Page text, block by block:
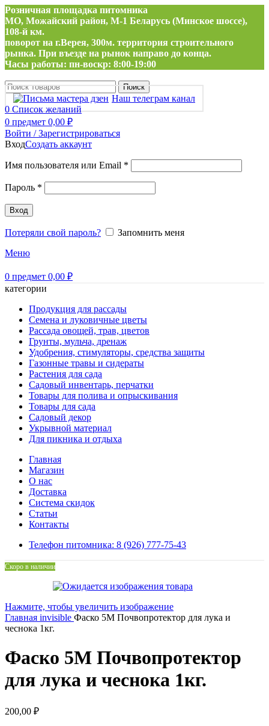
Розничная площадка питомника
МО, Можайский район, М-1 Беларусь (Минское шоссе),
108-й км.
поворот на г.Верея, 300м. территория строительного
рынка. При въезде на рынок направо до конца.
Часы работы: пн-воскр: 8:00-19:00
Поиск
Наш телеграм канал
0 Список желаний
0 предмет 0,00 ₽
Войти / Зарегистрироваться
ВходСоздать аккаунт
Имя пользователя или Email *
Пароль *
Вход
Потеряли свой пароль?
Запомнить меня
Меню
0 предмет 0,00 ₽
категории
Продукция для рассады
Семена и луковичные цветы
Рассада овощей, трав, цветов
Грунты, мульча, дренаж
Удобрения, стимуляторы, средства защиты
Газонные травы и сидераты
Растения для сада
Садовый инвентарь, перчатки
Товары для полива и опрыскивания
Товары для сада
Садовый декор
Укрывной материал
Для пикника и отдыха
Главная
Магазин
О нас
Доставка
Система скидок
Статьи
Контакты
Телефон питомника: 8 (926) 777-75-43
Скоро в наличии
Нажмите, чтобы увеличить изображение
Главная invisible Фаско 5М Почвопротектор для лука и
чеснока 1кг.
Фаско 5М Почвопротектор
для лука и чеснока 1кг.
200,00 ₽